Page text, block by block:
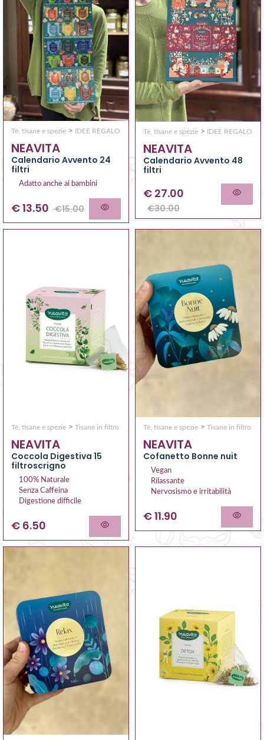
Tè, tisane e spezie > IDEE REGALO
NEAVITA
Calendario Avvento 24
filtri
Adatto anche ai bambini
€13.50 €15.00
Tè, tisane e spezie > IDEE REGALO
NEAVITA
Calendario Avvento 48
filtri
€ 27.00
€30.00
Tè, tisane e spezie > Tisane in filtro
NEAVITA
Coccola Digestiva 15
filtroscrigno
100% Naturale
Senza Caffeina
Digestione difficile
€ 6.50
Tè, tisane e spezie > Tisane in filtro
NEAVITA
Cofanetto Bonne nuit
Vegan
Rilassante
Nervosismo e irritabilità
€ 11.90